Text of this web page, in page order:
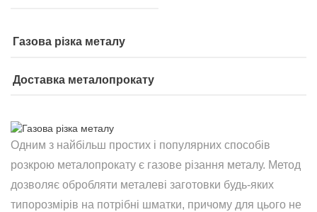
Газова різка металу
Доставка металопрокату
Одним з найбільш простих і популярних способів
розкрою металопрокату є газове різання металу. Метод
дозволяє обробляти металеві заготовки будь-яких
типорозмірів на потрібні шматки, причому для цього не